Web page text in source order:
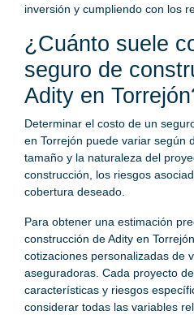
inversión y cumpliendo con los
¿Cuánto suele
seguro de
Adity en
Determinar el costo de un
en Torrejón puede variar según
tamaño y la naturaleza del
construcción, los riesgos
cobertura deseado.
Para obtener una estimación
construcción de Adity en
cotizaciones personalizadas de
aseguradoras. Cada proyecto
características y riesgos
considerar todas las variables